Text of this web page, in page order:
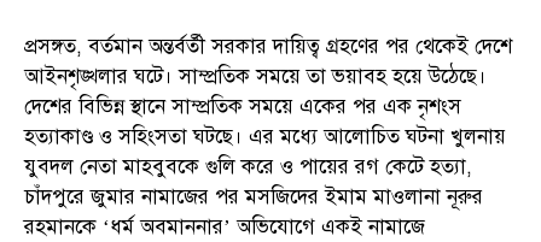
প্রসঙ্গত, বর্তমান অন্তর্বর্তী সরকার দায়িত্ব গ্রহণের পর থেকেই দেশে
আইনশৃঙ্খলার ঘটে। সাম্প্রতিক সময়ে তা ভয়াবহ হয়ে উঠেছে।
দেশের বিভিন্ন স্থানে সাম্প্রতিক সময়ে একের পর এক নৃশংস
হত্যাকাণ্ড ও সহিংসতা ঘটছে। এর মধ্যে আলোচিত ঘটনা খুলনায়
যুবদল নেতা মাহবুবকে গুলি করে ও পায়ের রগ কেটে হত্যা,
চাঁদপুরে জুমার নামাজের পর মসজিদের ইমাম মাওলানা নূরুর
রহমানকে ‘ধর্ম অবমাননার’ অভিযোগে একই নামাজে